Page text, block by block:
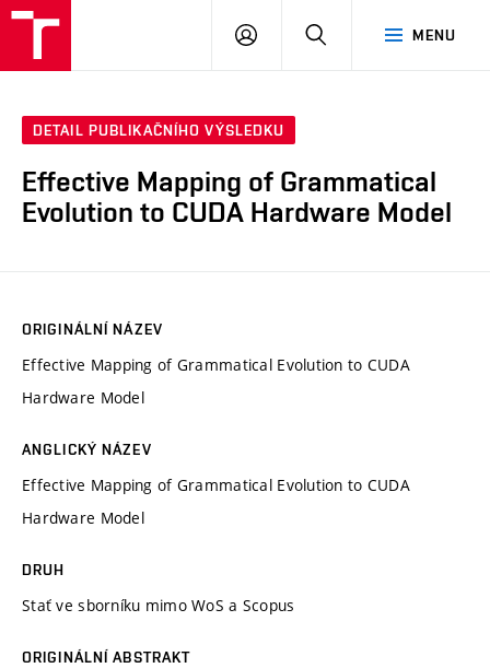
MENU
PŘIHLÁSIT
DETAIL PUBLIKAČNÍHO VÝSLEDKU
Effective Mapping of Grammatical
Evolution to CUDA Hardware Model
ORIGINÁLNÍ NÁZEV
Effective Mapping of Grammatical Evolution to CUDA
Hardware Model
ANGLICKÝ NÁZEV
Effective Mapping of Grammatical Evolution to CUDA
Hardware Model
DRUH
Stať ve sborníku mimo WoS a Scopus
ORIGINÁLNÍ ABSTRAKT